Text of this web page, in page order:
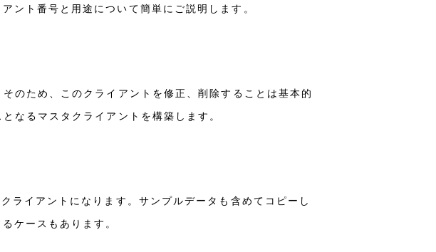
ント番号と用途について簡単にご説明します。
のため、このクライアントを修正、削除することは基本的
なるマスタクライアントを構築します。
ライアントになります。サンプルデータも含めてコピーし
ケースもあります。